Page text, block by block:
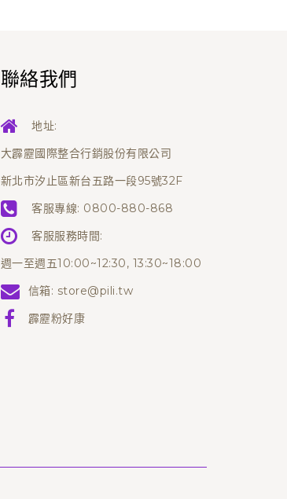
聯絡我們
地址:
大霹靂國際整合行銷股份有限公司
新北市汐止區新台五路一段95號32F
客服專線: 0800-880-868
客服服務時間:
週一至週五10:00~12:30, 13:30~18:00
信箱: store@pili.tw
霹靂粉好康